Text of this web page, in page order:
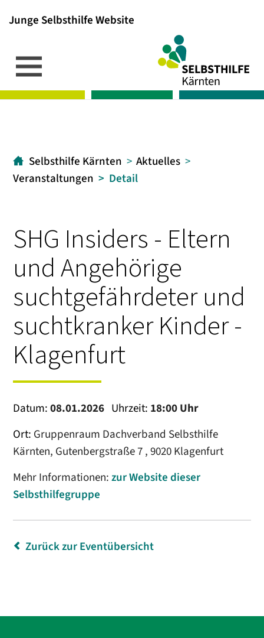
Junge Selbsthilfe Website
[1]
[2]
[3]
Selbsthilfe Kärnten
Aktuelles
Veranstaltungen
Detail
SHG Insiders - Eltern
und Angehörige
suchtgefährdeter und
suchtkranker Kinder -
Klagenfurt
Datum:08.01.2026 Uhrzeit: 18:00 Uhr
Ort: Gruppenraum Dachverband Selbsthilfe
Kärnten, Gutenbergstraße 7 , 9020 Klagenfurt
Mehr Informationen:zur Website dieser
Selbsthilfegruppe
Zurück zur Eventübersicht